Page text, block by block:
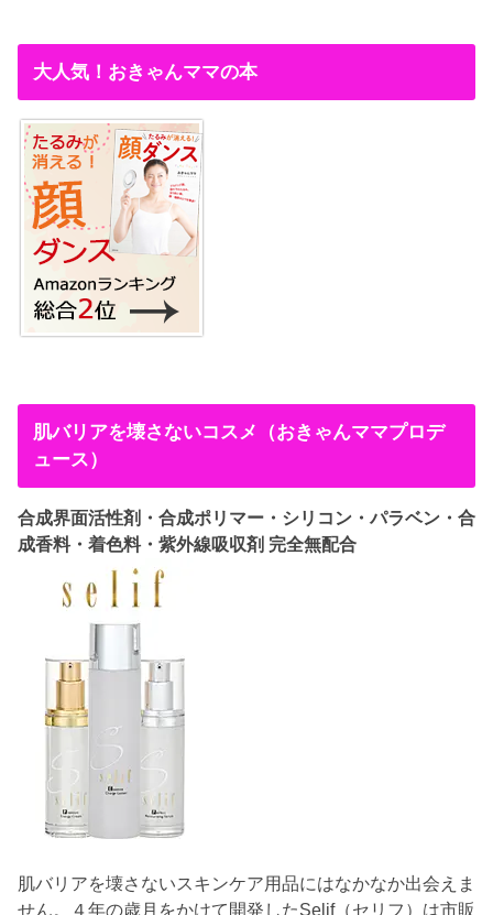
大人気！おきゃんママの本
肌バリアを壊さないコスメ（おきゃんママプロデ
ュース）
合成界面活性剤・合成ポリマー・シリコン・パラベン・合
成香料・着色料・紫外線吸収剤 完全無配合
肌バリアを壊さないスキンケア用品にはなかなか出会えま
せん。４年の歳月をかけて開発したSelif（セリフ）は市販